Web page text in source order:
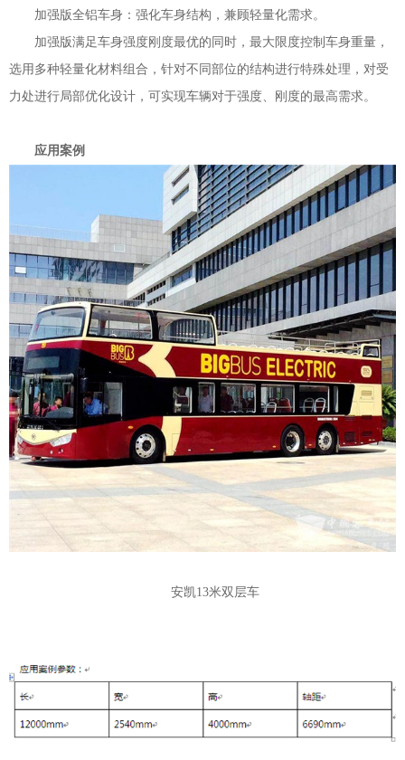
加强版全铝车身：强化车身结构，兼顾轻量化需求。
加强版满足车身强度刚度最优的同时，最大限度控制车身重量，
选用多种轻量化材料组合，针对不同部位的结构进行特殊处理，对受
力处进行局部优化设计，可实现车辆对于强度、刚度的最高需求。
应用案例
安凯13米双层车